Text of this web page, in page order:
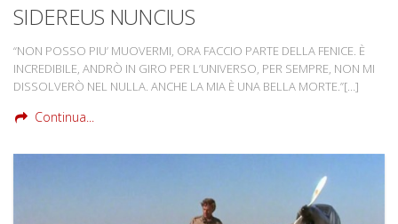
SIDEREUS NUNCIUS
“NON POSSO PIU’ MUOVERMI, ORA FACCIO PARTE DELLA FENICE. È
INCREDIBILE, ANDRÒ IN GIRO PER L’UNIVERSO, PER SEMPRE, NON MI
DISSOLVERÒ NEL NULLA. ANCHE LA MIA È UNA BELLA MORTE.”[…]
Continua...